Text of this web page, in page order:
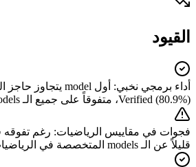
القيود
أداء برمجي نخبي:
Verified (80.9%)، متفوقاً على جميع الـ frontier models الأخرى.
فجوات في مقاييس الرياضيات: رغم تفوقه
قليلاً عن الـ models المتخصصة في الرياضيات بمستوى الدكتوراه.